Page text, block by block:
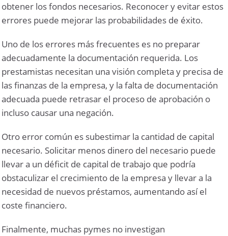
obtener los fondos necesarios. Reconocer y evitar estos
errores puede mejorar las probabilidades de éxito.
Uno de los errores más frecuentes es no preparar
adecuadamente la documentación requerida. Los
prestamistas necesitan una visión completa y precisa de
las finanzas de la empresa, y la falta de documentación
adecuada puede retrasar el proceso de aprobación o
incluso causar una negación.
Otro error común es subestimar la cantidad de capital
necesario. Solicitar menos dinero del necesario puede
llevar a un déficit de capital de trabajo que podría
obstaculizar el crecimiento de la empresa y llevar a la
necesidad de nuevos préstamos, aumentando así el
coste financiero.
Finalmente, muchas pymes no investigan